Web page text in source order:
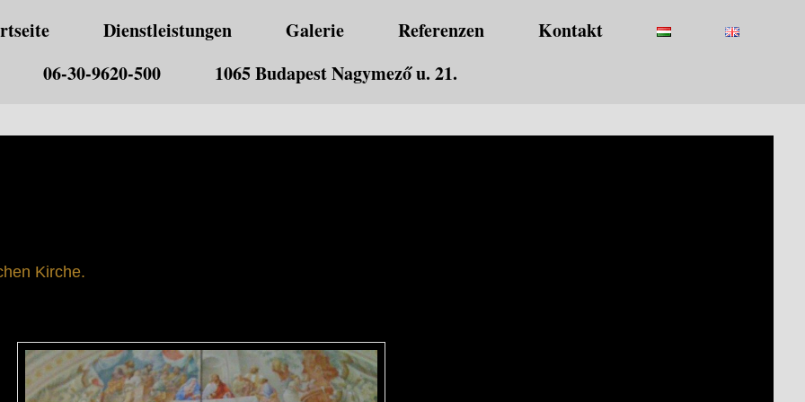
Dienstleistungen Galerie Referenzen
Kontakt
06-30-9620-500
1065 Budapest Nagymező u. 21.
Kirche.